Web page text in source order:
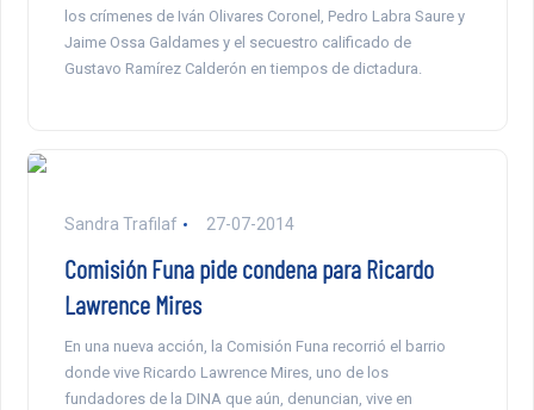
los crímenes de Iván Olivares Coronel, Pedro Labra Saure y
Jaime Ossa Galdames y el secuestro calificado de
Gustavo Ramírez Calderón en tiempos de dictadura.
Sandra Trafilaf 27-07-2014
Comisión Funa pide condena para Ricardo
Lawrence Mires
En una nueva acción, la Comisión Funa recorrió el barrio
donde vive Ricardo Lawrence Mires, uno de los
fundadores de la DINA que aún, denuncian, vive en